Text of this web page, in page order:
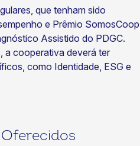
que tenham sido
e Prêmio SomosCoop
Assistido do PDGC.
a cooperativa deverá ter
como Identidade, ESG e